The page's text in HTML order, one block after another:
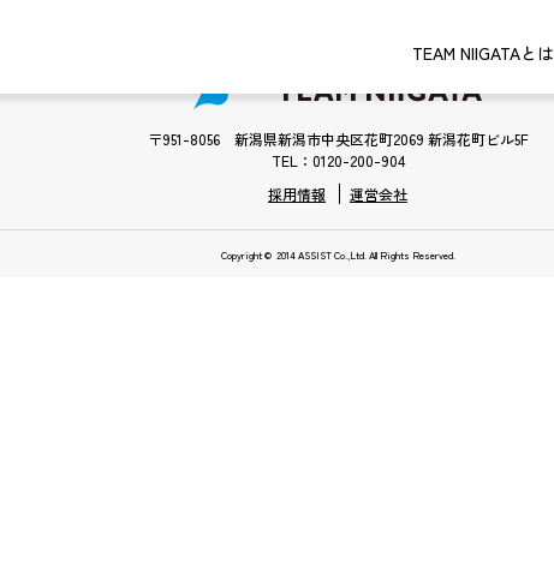
TEAM NIIGATAとは
〒951-8056 新潟県新潟市中央区花町2069 新潟花町ビル5F
TEL：0120-200-904
採用情報
運営会社
Copyright © 2014 ASSIST Co.,Ltd. All Rights Reserved.